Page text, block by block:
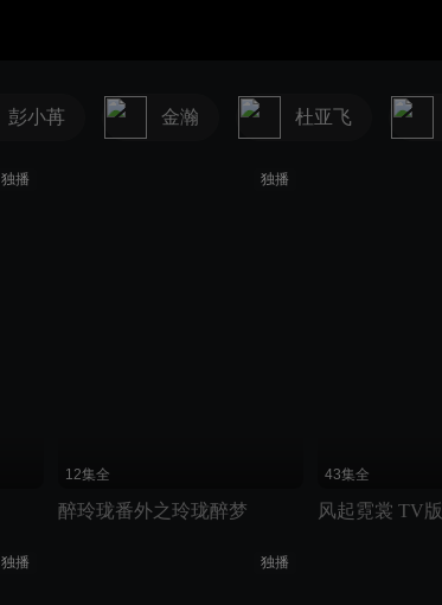
彭小苒 金瀚 杜亚飞
独播 独播
12集全
醉玲珑番外之玲珑醉梦
43集全
风起霓裳 TV版
独播 独播